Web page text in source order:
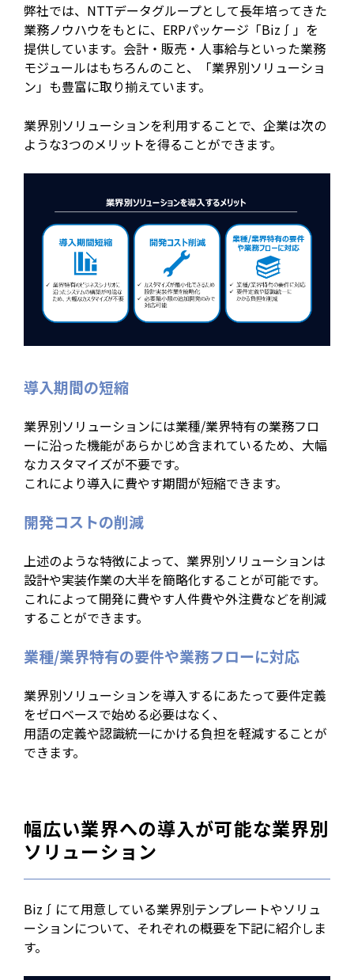
弊社では、NTTデータグループとして長年培ってきた
業務ノウハウをもとに、ERPパッケージ「Biz∫」を
提供しています。会計・販売・人事給与といった業務
モジュールはもちろんのこと、「業界別ソリューショ
ン」も豊富に取り揃えています。
業界別ソリューションを利用することで、企業は次の
ような3つのメリットを得ることができます。
導入期間の短縮
業界別ソリューションには業種/業界特有の業務フロ
ーに沿った機能があらかじめ含まれているため、大幅
なカスタマイズが不要です。
これにより導入に費やす期間が短縮できます。
開発コストの削減
上述のような特徴によって、業界別ソリューションは
設計や実装作業の大半を簡略化することが可能です。
これによって開発に費やす人件費や外注費などを削減
することができます。
業種/業界特有の要件や業務フローに対応
業界別ソリューションを導入するにあたって要件定義
をゼロベースで始める必要はなく、
用語の定義や認識統一にかける負担を軽減することが
できます。
幅広い業界への導入が可能な業界別
ソリューション
Biz∫にて用意している業界別テンプレートやソリュ
ーションについて、それぞれの概要を下記に紹介しま
す。